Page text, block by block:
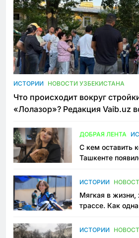
ИСТОРИИ НОВОСТИ УЗБЕКИСТАНА
Что происходит вокруг
«Лолазор»? Редакция Vaib.uz
ДОБРАЯ ЛЕНТА
С кем оставить
Ташкенте
ИСТОРИИ
Мягкая в жизни,
трассе. Как
Узбекистане
ИСТОРИИ